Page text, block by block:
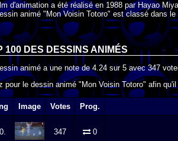
d'animation a été réalisé en 1988 par Hayao
animé "Mon Voisin Totoro" est classé dans
100 DESDESSINS ANIMÉS
animé a une note de4.24 sur 5avec347
pour le dessin animé "Mon Voisin Totoro" afin
Image Votes Prog.
347 0